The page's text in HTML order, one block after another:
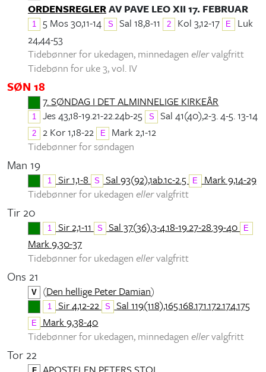
ORDENSREGLERAV PAVE LEO XII 17. FEBRUAR
1 5 Mos 30,11-14 S Sal 18,8-11 2 Kol 3,12-17 E Luk
24,44-53
Tidebønner for ukedagen, minnedagen ellervalgfritt
Tidebønn for uke 3, vol. IV
SØN 18
7. SØNDAG I DET ALMINNELIGE KIRKEÅR
1 Jes 43,18-19.21-22.24b-25 S Sal 41(40),2-3. 4-5. 13-14
2 2 Kor 1,18-22 E Mark 2,1-12
Tidebønner for søndagen
Man 19
1 Sir 1,1-8 S Sal 93(92),1ab.1c-2.5 E Mark 9,14-29
Tidebønner for ukedagen ellervalgfritt
Tir 20
1 Sir 2,1-11 S Sal 37(36),3-4.18-19.27-28.39-40 E
Mark 9,30-37
Tidebønner for ukedagen ellervalgfritt
Ons 21
V (Den hellige Peter Damian)
1 Sir 4,12-22 S Sal 119(118),165.168.171.172.174.175
E
Mark 9,38-40
Tidebønner for ukedagen, minnedagen ellervalgfritt
Tor 22